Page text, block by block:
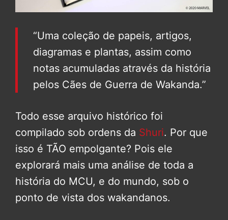
“Uma coleção de papeis, artigos,
diagramas e plantas, assim como
notas acumuladas através da história
pelos Cães de Guerra de Wakanda.”
Todo esse arquivo histórico foi
compilado sob ordens da Shuri. Por que
isso é TÃO empolgante? Pois ele
explorará mais uma análise de toda a
história do MCU, e do mundo, sob o
ponto de vista dos wakandanos.